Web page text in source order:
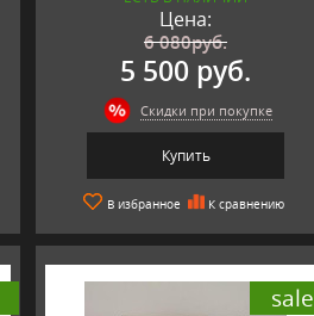
Цена:
6 080руб.
5 500 руб.
Скидки при покупке
Купить
В избранное К сравнению
sale